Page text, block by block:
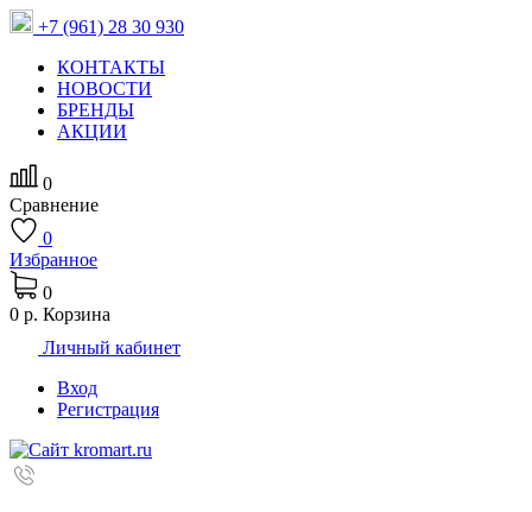
+7 (961) 28 30 930
КОНТАКТЫ
НОВОСТИ
БРЕНДЫ
АКЦИИ
0
Сравнение
0
Избранное
0
0 р. Корзина
Личный кабинет
Вход
Регистрация